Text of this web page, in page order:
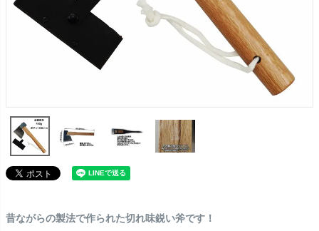
昔ながらの製法で作られた切れ味鋭い斧です！